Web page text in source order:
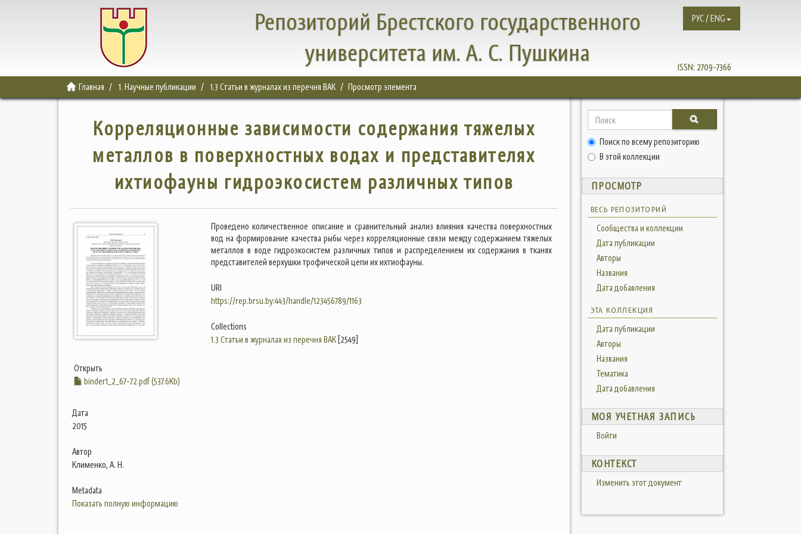
Репозиторий Брестского государственного
университета им. А. С. Пушкина
ISSN: 2709-7366
РУС / ENG
Главная 1. Научные публикации 1.3 Статьи в журналах из перечня ВАК Просмотр элемента
Корреляционные зависимости содержания тяжелых
металлов в поверхностных водах и представителях
ихтиофауны гидроэкосистем различных типов
Открыть
binder1_2_67-72.pdf (537.6Kb)
Дата
2015
Автор
Клименко, А. Н.
Metadata
Показать полную информацию
Проведено количественное описание и сравнительный анализ влияния качества поверхностных
вод на формирование качества рыбы через корреляционные связи между содержанием тяжелых
металлов в воде гидроэкосистем различных типов и распределением их содержания в тканях
представителей верхушки трофической цепи их ихтиофауны.
URI
https://rep.brsu.by:443/handle/123456789/1163
Collections
1.3 Статьи в журналах из перечня ВАК[2549]
Поиск по всему репозиторию
В этой коллекции
ПРОСМОТР
ВЕСЬ РЕПОЗИТОРИЙ
Сообщества и коллекции
Дата публикации
Авторы
Названия
Дата добавления
ЭТА КОЛЛЕКЦИЯ
Дата публикации
Авторы
Названия
Тематика
Дата добавления
МОЯ УЧЕТНАЯ ЗАПИСЬ
Войти
КОНТЕКСТ
Изменить этот документ